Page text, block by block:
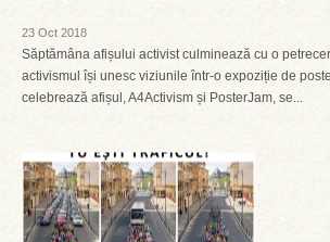
23 Oct 2018
Săptămâna afișului activist culminează cu o
activismul își unesc viziunile într-o expoziție de
celebrează afișul, A4Activism și PosterJam, se...